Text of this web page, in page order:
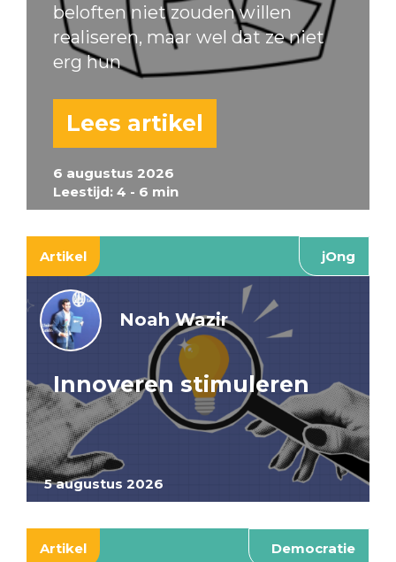
6 augustus 2026
Leestijd: 4 - 6 min
beloften niet zouden willen
realiseren, maar wel dat ze niet
erg hun
Lees artikel
Artikel jOng
5 augustus 2026
Noah Wazir
Innoveren stimuleren
Artikel Democratie